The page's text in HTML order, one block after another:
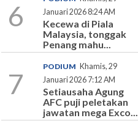
6
Januari 2026 8:24 AM
Kecewa di Piala
Malaysia, tonggak
Penang mahu...
7
PODIUM Khamis, 29
Januari 2026 7:12 AM
Setiausaha Agung
AFC puji peletakan
jawatan mega Exco...